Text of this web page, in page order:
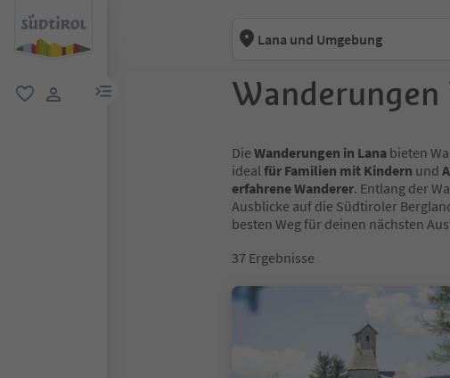
menu link
Lana und Umgebung
Wanderungen
Die Wanderungen in Lana bieten
ideal für Familien mit Kindern und
erfahrene Wanderer. Entlang der
Ausblicke auf die Südtiroler
besten Weg für deinen nächsten
37 Ergebnisse